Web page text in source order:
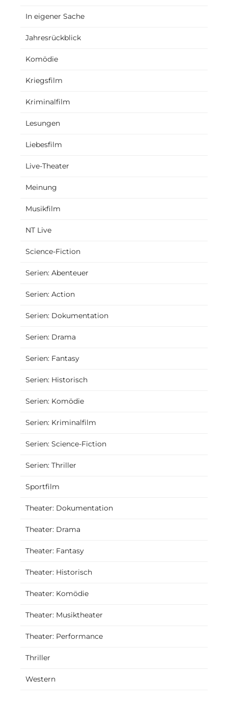
In eigener Sache
Jahresrückblick
Komödie
Kriegsfilm
Kriminalfilm
Lesungen
Liebesfilm
Live-Theater
Meinung
Musikfilm
NT Live
Science-Fiction
Serien: Abenteuer
Serien: Action
Serien: Dokumentation
Serien: Drama
Serien: Fantasy
Serien: Historisch
Serien: Komödie
Serien: Kriminalfilm
Serien: Science-Fiction
Serien: Thriller
Sportfilm
Theater: Dokumentation
Theater: Drama
Theater: Fantasy
Theater: Historisch
Theater: Komödie
Theater: Musiktheater
Theater: Performance
Thriller
Western